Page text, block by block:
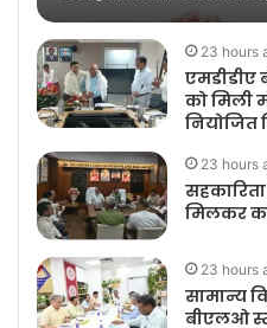
23 hours
एमडीडीए
को मिली
नियोजित
23 hours
मिलकर
23 hours
सामान्य
बीएलओ